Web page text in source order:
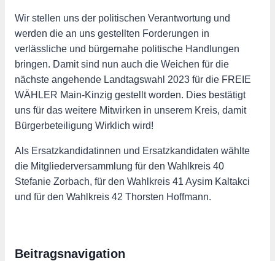
Wir stellen uns der politischen Verantwortung und
werden die an uns gestellten Forderungen in
verlässliche und bürgernahe politische Handlungen
bringen. Damit sind nun auch die Weichen für die
nächste angehende Landtagswahl 2023 für die FREIE
WÄHLER Main-Kinzig gestellt worden. Dies bestätigt
uns für das weitere Mitwirken in unserem Kreis, damit
Bürgerbeteiligung Wirklich wird!
Als Ersatzkandidatinnen und Ersatzkandidaten wählte
die Mitgliederversammlung für den Wahlkreis 40
Stefanie Zorbach, für den Wahlkreis 41 Aysim Kaltakci
und für den Wahlkreis 42 Thorsten Hoffmann.
Beitragsnavigation